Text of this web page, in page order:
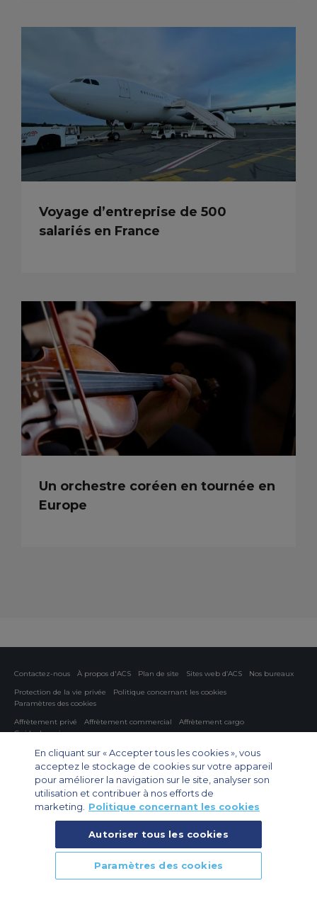
Voyage d’entreprise de 500
salariés en France
Un orchestre coréen en tournée en
Europe
Contactez-nous À propos d'ACS Plan de site Sites web d’ACS
Nos bureaux
Protection de la vie privée
Politique concernant les cookies
Paramètres des cookies
Affrètement privé
Affrètement commercial
Affrètement cargo
Guide des avions
Private Charter App
© 2026 Air Charter Service | 102 Boulevard de Sébastopol, 75003 Paris,
En cliquant sur « Accepter tous les cookies », vous
acceptez le stockage de cookies sur votre appareil
pour améliorer la navigation sur le site, analyser son
utilisation et contribuer à nos efforts de
marketing.
Politique concernant les cookies
Autoriser tous les cookies
Paramètres des cookies